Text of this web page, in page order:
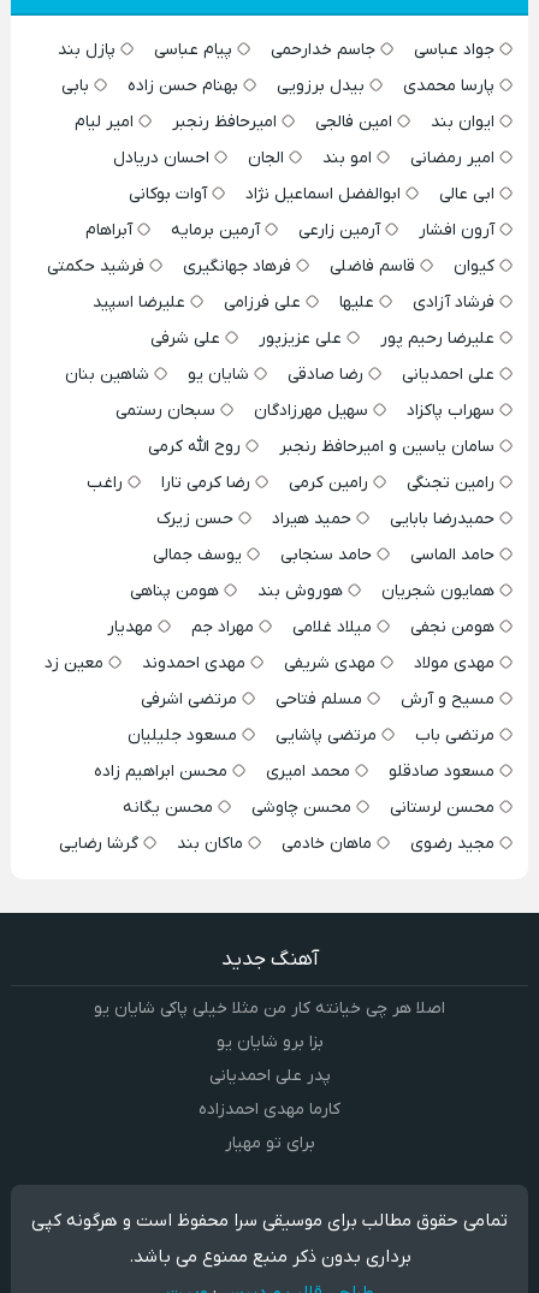
جواد عباسی جاسم خدارحمی پیام عباسی
پازل بند
پارسا محمدی
بیدل برزویی بهنام حسن زاده
بابی
ایوان بند
امین فالجی امیرحافظ رنجبر
امیر لیام
امیر رمضانی
امو بند الجان
احسان دریادل
ابی عالی
ابوالفضل اسماعیل نژاد
آوات بوکانی
آرون افشار
آرمین زارعی آرمین برمایه
آبراهام
کیوان
قاسم فاضلی فرهاد جهانگیری
فرشید حکمتی
فرشاد آزادی
علیها علی فرزامی
علیرضا اسپید
علیرضا رحیم پور
علی عزیزپور
علی شرفی
علی احمدیانی
رضا صادقی شایان یو
شاهین بنان
سهراب پاکزاد
سهیل مهرزادگان
سبحان رستمی
سامان یاسین و امیرحافظ رنجبر
روح الله کرمی
رامین تجنگی
رامین کرمی رضا کرمی تارا
راغب
حمیدرضا بابایی
حمید هیراد
حسن زیرک
حامد الماسی
حامد سنجابی
یوسف جمالی
همایون شجریان
هوروش بند
هومن پناهی
هومن نجفی
میلاد غلامی مهراد جم
مهدیار
مهدی مولاد
مهدی شریفی مهدی احمدوند
معین زد
مسیح و آرش
مسلم فتاحی
مرتضی اشرفی
مرتضی باب
مرتضی پاشایی
مسعود جلیلیان
مسعود صادقلو
محمد امیری
محسن ابراهیم زاده
محسن لرستانی
محسن چاوشی
محسن یگانه
مجید رضوی
ماهان خادمی ماکان بند گرشا رضایی
آهنگ جدید
اصلا هر چی خیانته کار من مثلا خیلی پاکی شایان یو
بزا برو شایان یو
پدر علی احمدیانی
کارما مهدی احمدزاده
برای تو مهیار
تمامی حقوق مطالب برای موسیقی سرا محفوظ است و هرگونه کپی
برداری بدون ذکر منبع ممنوع می باشد.